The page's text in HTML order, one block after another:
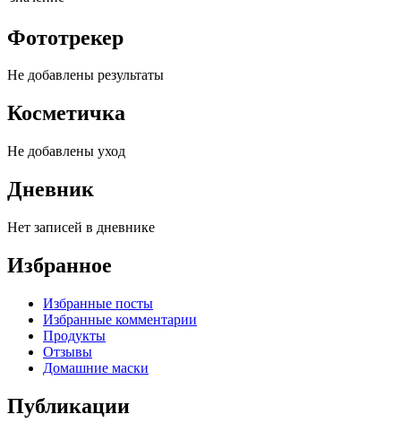
Фототрекер
Не добавлены результаты
Косметичка
Не добавлены уход
Дневник
Нет записей в дневнике
Избранное
Избранные посты
Избранные комментарии
Продукты
Отзывы
Домашние маски
Публикации